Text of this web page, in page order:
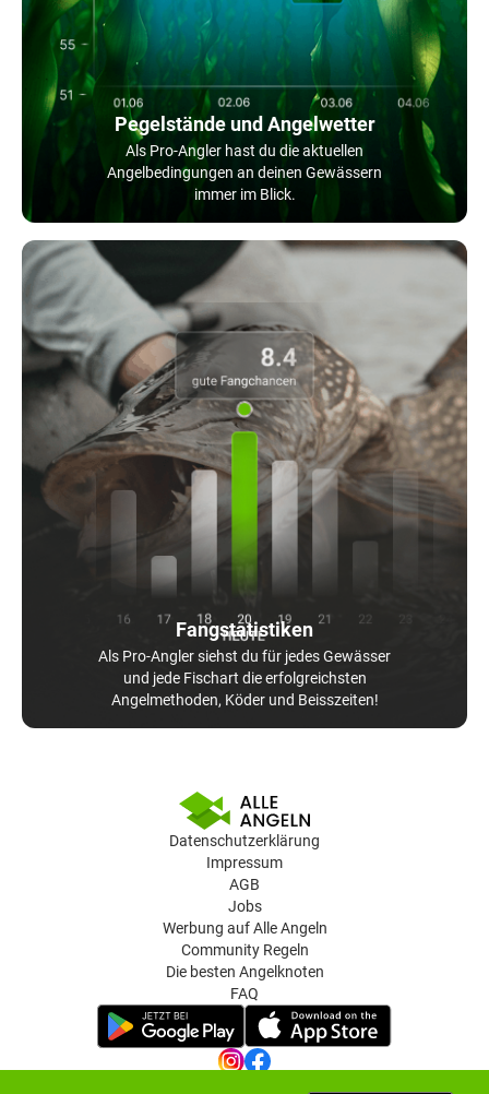
Pegelstände und Angelwetter
Als Pro-Angler hast du die aktuellen
Angelbedingungen an deinen Gewässern
immer im Blick.
Fangstatistiken
Als Pro-Angler siehst du für jedes Gewässer
und jede Fischart die erfolgreichsten
Angelmethoden, Köder und Beisszeiten!
Datenschutzerklärung
Impressum
AGB
Jobs
Werbung auf Alle Angeln
Community Regeln
Die besten Angelknoten
FAQ